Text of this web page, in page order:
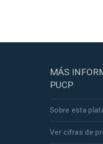
MÁS
PUCP
Sobre esta
Ver cifras de